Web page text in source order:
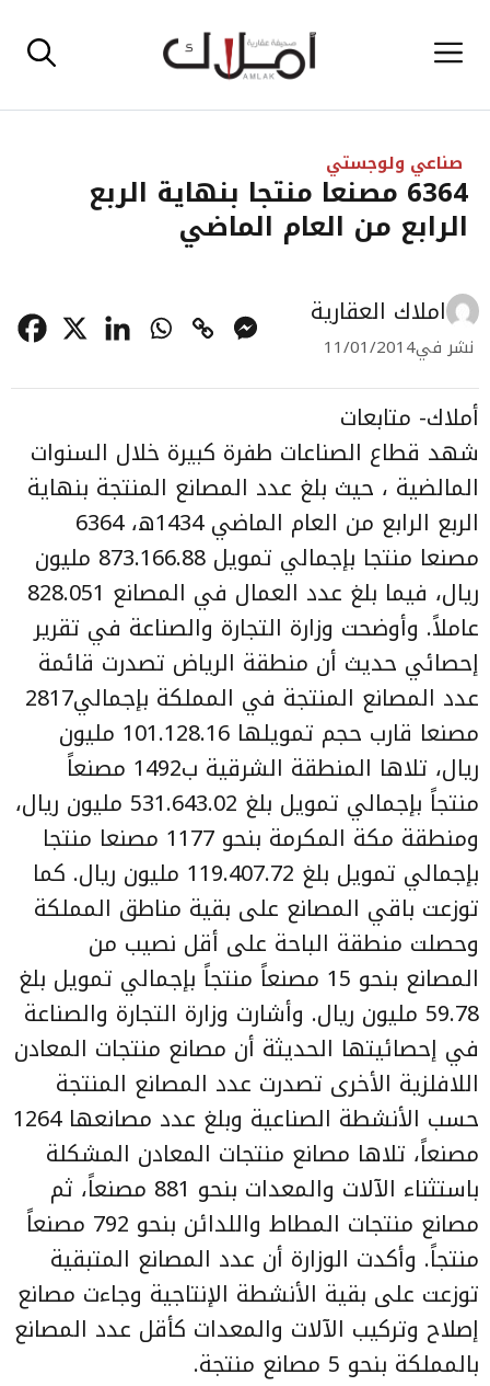
إلى القائمة
صناعي ولوجستي
6364 مصنعا منتجا بنهاية الربع
الرابع من العام الماضي
املاك العقارية
نشر في11/01/2014
أملاك- متابعات
شهد قطاع الصناعات طفرة كبيرة خلال السنوات
المالضية ، حيث بلغ عدد المصانع المنتجة بنهاية
الربع الرابع من العام الماضي 1434ه، 6364
مصنعا منتجا بإجمالي تمويل 873.166.88 مليون
ريال، فيما بلغ عدد العمال في المصانع 828.051
عاملاً. وأوضحت وزارة التجارة والصناعة في تقرير
إحصائي حديث أن منطقة الرياض تصدرت قائمة
عدد المصانع المنتجة في المملكة بإجمالي2817
مصنعا قارب حجم تمويلها 101.128.16 مليون
ريال، تلاها المنطقة الشرقية ب1492 مصنعاً
منتجاً بإجمالي تمويل بلغ 531.643.02 مليون ريال،
ومنطقة مكة المكرمة بنحو 1177 مصنعا منتجا
بإجمالي تمويل بلغ 119.407.72 مليون ريال. كما
توزعت باقي المصانع على بقية مناطق المملكة
وحصلت منطقة الباحة على أقل نصيب من
المصانع بنحو 15 مصنعاً منتجاً بإجمالي تمويل بلغ
59.78 مليون ريال. وأشارت وزارة التجارة والصناعة
في إحصائيتها الحديثة أن مصانع منتجات المعادن
اللافلزية الأخرى تصدرت عدد المصانع المنتجة
حسب الأنشطة الصناعية وبلغ عدد مصانعها 1264
مصنعاً، تلاها مصانع منتجات المعادن المشكلة
باستثناء الآلات والمعدات بنحو 881 مصنعاً، ثم
مصانع منتجات المطاط واللدائن بنحو 792 مصنعاً
منتجاً. وأكدت الوزارة أن عدد المصانع المتبقية
توزعت على بقية الأنشطة الإنتاجية وجاءت مصانع
إصلاح وتركيب الآلات والمعدات كأقل عدد المصانع
بالمملكة بنحو 5 مصانع منتجة.